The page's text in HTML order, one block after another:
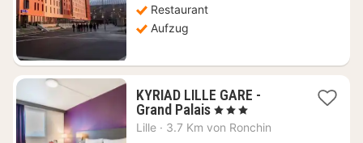
Restaurant
Aufzug
KYRIAD LILLE GARE -
Grand Palais1
Nacht
, 3 Sterne
Lille · 3.7 Km von Ronchin